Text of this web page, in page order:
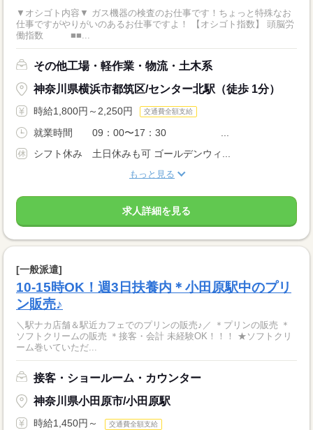
▼オシゴト内容▼ ガス機器の検査のお仕事です！ちょっと特殊なお
仕事ですがやりがいのあるお仕事ですよ！ 【オシゴト指数】 頭脳労
働指数 ■■...
その他工場・軽作業・物流・土木系
神奈川県横浜市都筑区/センター北駅（徒歩 1分）
時給1,800円～2,250円 交通費全額支給
就業時間 09：00〜17：30 ...
シフト休み 土日休みも可 ゴールデンウィ...
もっと見る
求人詳細を見る
[一般派遣]
10-15時OK！週3日扶養内＊小田原駅中のプリ
ン販売♪
＼駅ナカ店舗＆駅近カフェでのプリンの販売♪／ ＊プリンの販売 ＊
ソフトクリームの販売 ＊接客・会計 未経験OK！！！ ★ソフトクリ
ーム巻いていただ...
接客・ショールーム・カウンター
神奈川県小田原市/小田原駅
時給1,450円～ 交通費全額支給